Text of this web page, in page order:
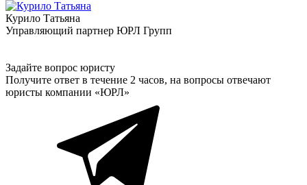
Курило Татьяна
Управляющий партнер ЮРЛ Групп
Задайте вопрос юристу
Получите ответ в течение 2 часов, на вопросы отвечают
юристы компании «ЮРЛ»